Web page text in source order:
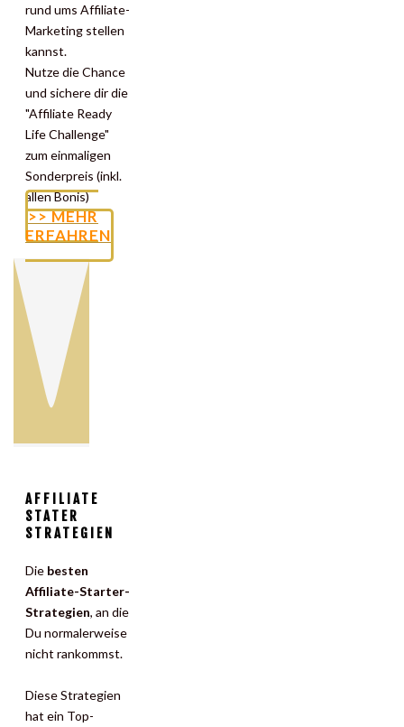
rund ums Affiliate-
Marketing stellen
kannst.
Nutze die Chance
und sichere dir die
"Affiliate Ready
Life Challenge"
zum einmaligen
Sonderpreis (inkl.
allen Bonis)
>> MEHR
ERFAHREN
AFFILIATE
STATER
STRATEGIEN
Die besten
Affiliate-Starter-
Strategien, an die
Du normalerweise
nicht rankommst.
Diese Strategien
hat ein Top-